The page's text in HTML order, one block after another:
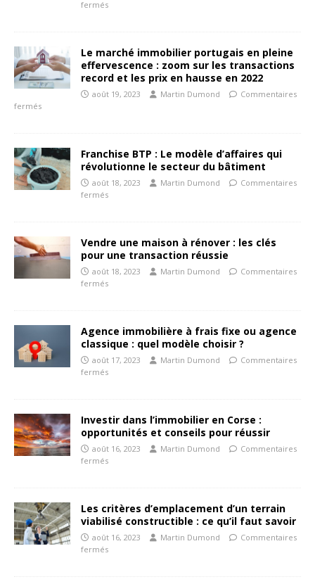
fermés
Le marché immobilier portugais en pleine
effervescence : zoom sur les transactions
record et les prix en hausse en 2022
août 19, 2023 Martin Dumond
Commentaires
fermés
Franchise BTP : Le modèle d’affaires qui
révolutionne le secteur du bâtiment
août 18, 2023 Martin Dumond
Commentaires
fermés
Vendre une maison à rénover : les clés
pour une transaction réussie
août 18, 2023 Martin Dumond
Commentaires
fermés
Agence immobilière à frais fixe ou agence
classique : quel modèle choisir ?
août 17, 2023 Martin Dumond
Commentaires
fermés
Investir dans l’immobilier en Corse :
opportunités et conseils pour réussir
août 16, 2023 Martin Dumond
Commentaires
fermés
Les critères d’emplacement d’un terrain
viabilisé constructible : ce qu’il faut savoir
août 16, 2023 Martin Dumond
Commentaires
fermés